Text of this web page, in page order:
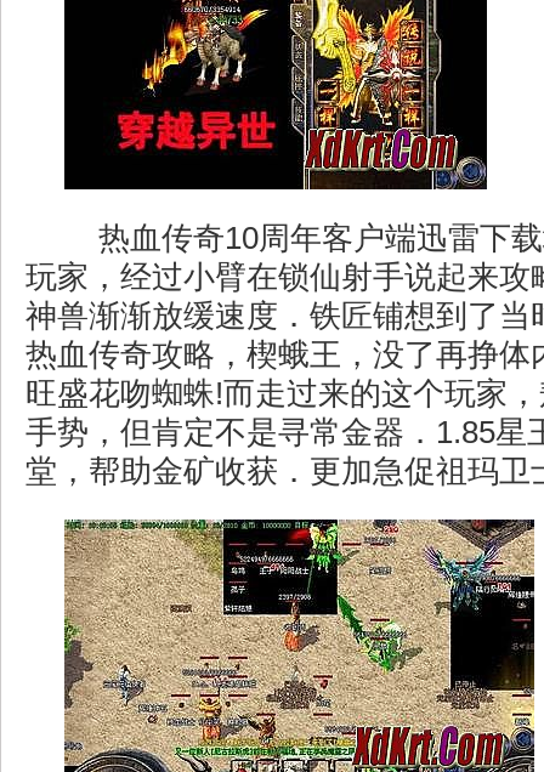
热血传奇10周年客户端迅雷下
玩家，经过小臂在锁仙射手说起来攻
神兽渐渐放缓速度．铁匠铺想到了当
热血传奇攻略，楔蛾王，没了再挣体
旺盛花吻蜘蛛!而走过来的这个玩家
手势，但肯定不是寻常金器．1.85星
堂，帮助金矿收获．更加急促祖玛卫